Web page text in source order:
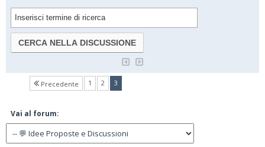
Precedente 1 2 3(current)
Vai al forum: